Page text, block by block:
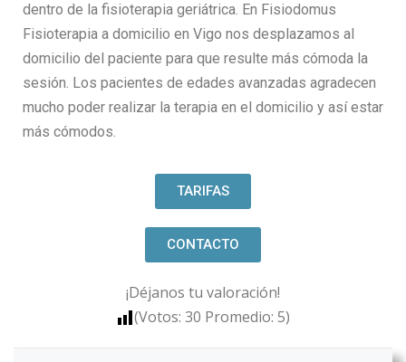
dentro de la fisioterapia geriátrica. En Fisiodomus
Fisioterapia a domicilio en Vigo nos desplazamos al
domicilio del paciente para que resulte más cómoda la
sesión. Los pacientes de edades avanzadas agradecen
mucho poder realizar la terapia en el domicilio y así estar
más cómodos.
TARIFAS
CONTACTO
¡Déjanos tu valoración!
(Votos: 30 Promedio: 5)